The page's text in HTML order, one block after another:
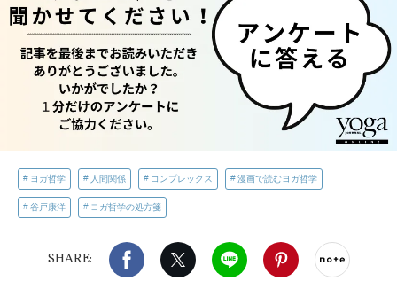
ヨガ哲学 人間関係 コンプレックス 漫画で読むヨガ哲学
谷戸康洋 ヨガ哲学の処方箋
SHARE:
Facebook X（旧twitter）
LINE Pinterest